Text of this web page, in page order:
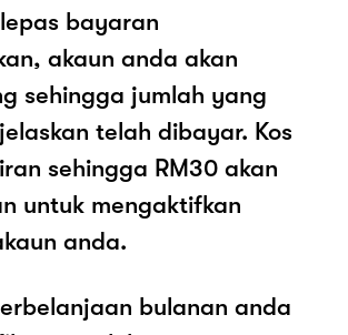
bayaran
akaun anda akan
sehingga jumlah yang
telah dibayar. Kos
sehingga RM30 akan
untuk mengaktifkan
anda.
bulanan anda